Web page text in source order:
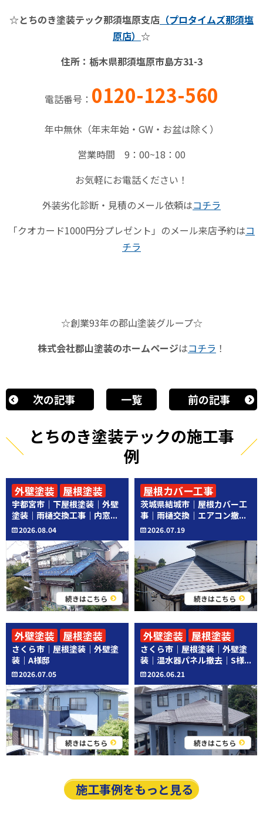
☆とちのき塗装テック那須塩原支店 （プロタイムズ那須塩
原店） ☆
住所：栃木県那須塩原市島方31-3
電話番号： 0120-123-560
年中無休（年末年始・ GW・お盆は除く）
営業時間 9 ： 00~18 ： 00
お気軽にお電話ください！
外装劣化診断・見積のメール依頼はコチラ
「クオカード1000円分プレゼント」のメール来店予約はコ
チラ
☆創業93年の郡山塗装グループ☆
株式会社郡山塗装のホームページはコチラ ！
次の記事 一覧 前の記事
とちのき塗装テックの施工事
例
宇都宮市｜下屋根塗装｜外壁
塗装｜雨樋交換工事｜内窓...
2026.08.04
続きはこちら
外壁塗装
屋根塗装
その他工事
茨城県結城市｜屋根カバー工
事｜雨樋交換｜エアコン撤...
2026.07.19
続きはこちら
屋根カバー工事
その他工事
さくら市｜屋根塗装｜外壁塗
装｜A様邸
2026.07.05
続きはこちら
外壁塗装 屋根塗装
さくら市｜屋根塗装｜外壁塗
装｜温水器パネル撤去｜S様...
2026.06.21
続きはこちら
外壁塗装
屋根塗装
その他工事
施工事例をもっと見る